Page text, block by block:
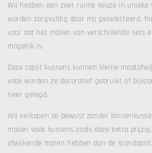
Wij hebben een zeer ruime keuze in unieke
worden zorgvuldig door mij geselecteerd,
voor dat het maken van verschillende sets
mogelijk is.
Deze tapijt kussens kunnen kleine
vaak worden ze decoratief gebruikt of
neer gelegd.
Wij verkopen ze bewust zonder
maken vaak kussens zoals deze extra
afwijkende maten hebben dan de standaard.